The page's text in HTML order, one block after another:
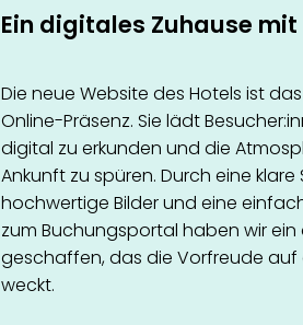
Ein digitales Zuhause
Die neue Website des Hotels ist
Online-Präsenz. Sie lädt
digital zu erkunden und die
Ankunft zu spüren. Durch eine klare
hochwertige Bilder und eine
zum Buchungsportal haben wir ein
geschaffen, das die Vorfreude
weckt.